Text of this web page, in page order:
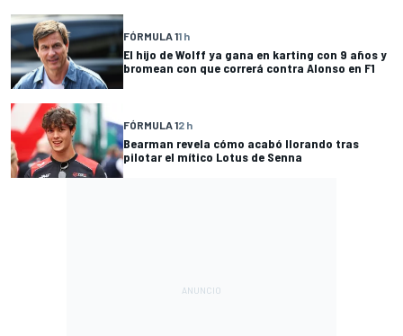
FÓRMULA 11 h
El hijo de Wolff ya gana en karting con 9 años y
bromean con que correrá contra Alonso en F1
FÓRMULA 12 h
Bearman revela cómo acabó llorando tras
pilotar el mítico Lotus de Senna